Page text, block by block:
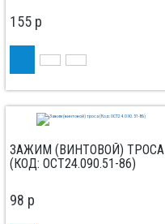
155 p
ЗАЖИМ (ВИНТОВОЙ) ТРОСА
(КОД: ОСТ24.090.51-86)
98 p